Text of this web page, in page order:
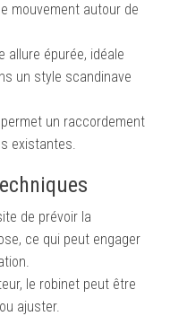
mouvement autour de
allure épurée, idéale
un style scandinave
permet un raccordement
existantes.
de prévoir la
ce qui peut engager
le robinet peut être
ajuster.